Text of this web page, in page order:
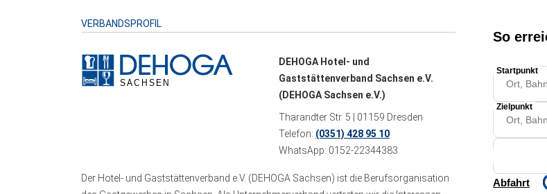
VERBANDSPROFIL
DEHOGA Hotel- und
Gaststättenverband Sachsen e.V.
(DEHOGA Sachsen e.V.)
Tharandter Str. 5 | 01159 Dresden
Telefon: (0351) 428 95 10
WhatsApp: 0152-22344383
Der Hotel- und Gaststättenverband e.V. (DEHOGA Sachsen) ist die Berufsorganisation